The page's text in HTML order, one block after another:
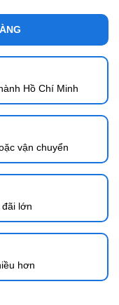
Hồ Chí Minh
vận chuyển
lớn
hơn